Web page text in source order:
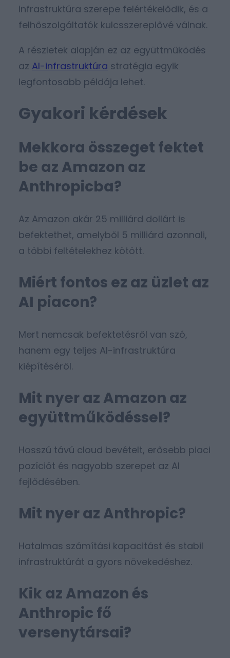
infrastruktúra szerepe felértékelődik, és a
felhőszolgáltatók kulcsszereplővé válnak.
A részletek alapján ez az együttműködés
az AI-infrastruktúra stratégia egyik
legfontosabb példája lehet.
Gyakori kérdések
Mekkora összeget fektet
be az Amazon az
Anthropicba?
Az Amazon akár 25 milliárd dollárt is
befektethet, amelyből 5 milliárd azonnali,
a többi feltételekhez kötött.
Miért fontos ez az üzlet az
AI piacon?
Mert nemcsak befektetésről van szó,
hanem egy teljes AI-infrastruktúra
kiépítéséről.
Mit nyer az Amazon az
együttműködéssel?
Hosszú távú cloud bevételt, erősebb piaci
pozíciót és nagyobb szerepet az AI
fejlődésében.
Mit nyer az Anthropic?
Hatalmas számítási kapacitást és stabil
infrastruktúrát a gyors növekedéshez.
Kik az Amazon és
Anthropic fő
versenytársai?